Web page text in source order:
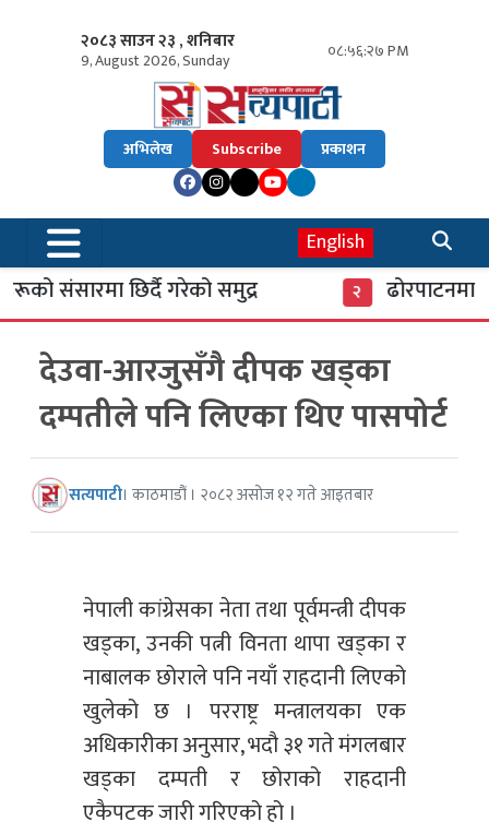
२०८३ साउन २३ , शनिबार
9, August 2026, Sunday ०८:५६:२८ PM
अभिलेख Subscribe प्रकाशन
English
संसारमा छिर्दै गरेको समुद्र ढोरपाटनमा
देउवा-आरजुसँगै दीपक खड्का
दम्पतीले पनि लिएका थिए पासपोर्ट
सत्यपाटी। काठमाडौं । २०८२ असोज १२ गते आइतबार
नेपाली कांग्रेसका नेता तथा पूर्वमन्त्री दीपक
खड्का, उनकी पत्नी विनता थापा खड्का र
नाबालक छोराले पनि नयाँ राहदानी लिएको
खुलेको छ । परराष्ट्र मन्त्रालयका एक
अधिकारीका अनुसार, भदौ ३१ गते मंगलबार
खड्का दम्पती र छोराको राहदानी
एकैपटक जारी गरिएको हो ।